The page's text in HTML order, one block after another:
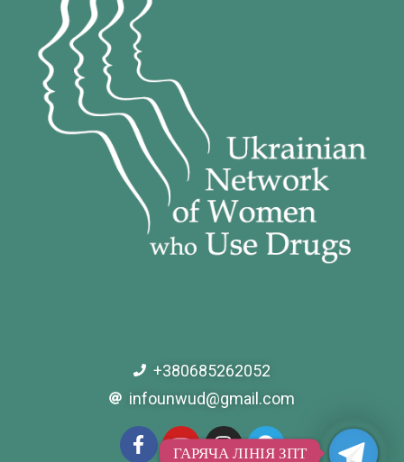
+380685262052
infounwud@gmail.com
ГАРЯЧА ЛІНІЯ ЗПТ
ГАРЯЧА ЛІНІЯ ЗПТ